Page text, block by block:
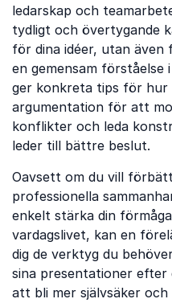
ledarskap och
tydligt och övertygande
för dina idéer, utan även
en gemensam förståelse
ger konkreta tips för hur
argumentation för att
konflikter och leda
leder till bättre beslut.
Oavsett om du vill
professionella
enkelt stärka din
vardagslivet, kan en
dig de verktyg du
sina presentationer efter
att bli mer självsäker